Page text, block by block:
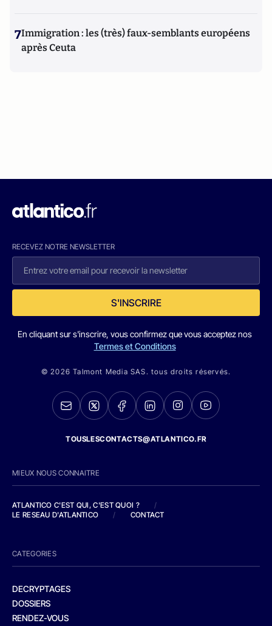
7Immigration : les (très) faux-semblants européens
après Ceuta
RECEVEZ NOTRE NEWSLETTER
S'INSCRIRE
En cliquant sur s'inscrire, vous confirmez que vous acceptez nos
Termes et Conditions
© 2026 Talmont Media SAS. tous droits réservés.
TOUSLESCONTACTS@ATLANTICO.FR
MIEUX NOUS CONNAITRE
ATLANTICO C'EST QUI, C'EST QUOI ?
/
LE RESEAU D'ATLANTICO
/ CONTACT
CATEGORIES
DECRYPTAGES
DOSSIERS
RENDEZ-VOUS